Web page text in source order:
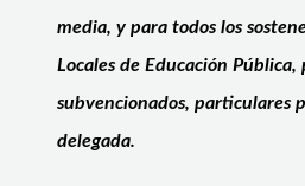
media, y para todos los
Locales de Educación
subvencionados, particulares
delegada.